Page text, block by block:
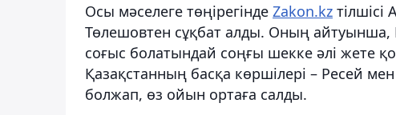
Осы мәселеге төңірегінде Zakon.kz
Төлешовтен сұқбат алды. Оның
соғыс болатындай соңғы шекке әлі жете
Қазақстанның басқа көршілері – Ресей
болжап, өз ойын ортаға салды.